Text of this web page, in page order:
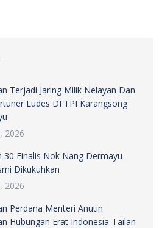
Terjadi Jaring Milik Nelayan Dan
Ludes DI TPI Karangsong
2026
30 Finalis Nok Nang Dermayu
Dikukuhkan
2026
Perdana Menteri Anutin
Hubungan Erat Indonesia-Tailan